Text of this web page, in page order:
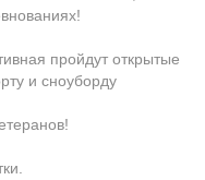
пройдут открытые
и сноуборду